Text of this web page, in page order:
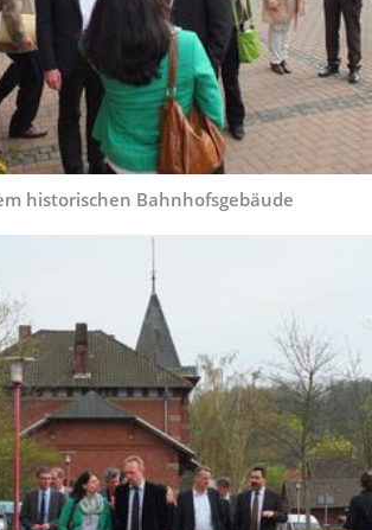
historischen Bahnhofsgebäude